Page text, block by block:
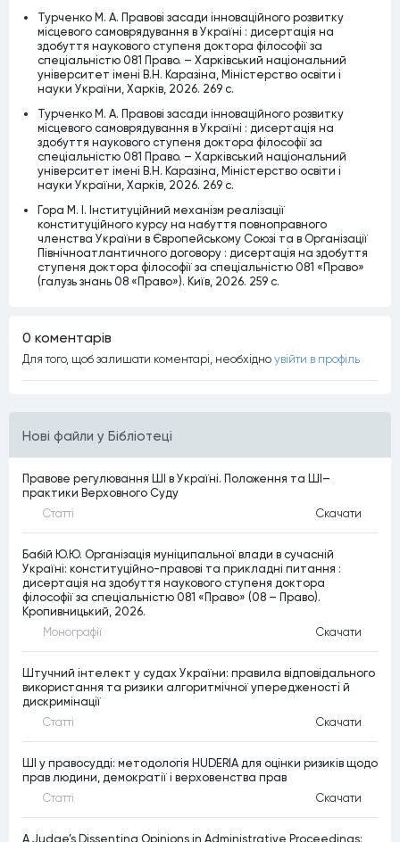
Нові файли у Бібліотеці
Правове регулювання ШІ в Україні. Положення та ШІ–
практики Верховного Суду
Статтi Скачати
Бабій Ю.Ю. Організація муніципальної влади в сучасній
Україні: конституційно-правові та прикладні питання :
дисертація на здобуття наукового ступеня доктора
філософії за спеціальністю 081 «Право» (08 – Право).
Кропивницький, 2026.
Монографiї Скачати
Штучний інтелект у судах України: правила відповідального
використання та ризики алгоритмічної упередженості й
дискримінації
Статтi Скачати
ШІ у правосудді: методологія HUDERIA для оцінки ризиків щодо
прав людини, демократії і верховенства прав
Статтi Скачати
A Judge’s Dissenting Opinions in Administrative Proceedings:
Турченко М. А. Правові засади інноваційного розвитку
місцевого самоврядування в Україні : дисертація на
здобуття наукового ступеня доктора філософії за
спеціальністю 081 Право. – Харківський національний
університет імені В.Н. Каразіна, Міністерство освіти і
науки України, Харків, 2026. 269 c.
Турченко М. А. Правові засади інноваційного розвитку
місцевого самоврядування в Україні : дисертація на
здобуття наукового ступеня доктора філософії за
спеціальністю 081 Право. – Харківський національний
університет імені В.Н. Каразіна, Міністерство освіти і
науки України, Харків, 2026. 269 c.
Гора М. І. Інституційний механізм реалізації
конституційного курсу на набуття повноправного
членства України в Європейському Союзі та в Організації
Північноатлантичного договору : дисертація на здобуття
ступеня доктора філософії за спеціальністю 081 «Право»
(галузь знань 08 «Право»). Київ, 2026. 259 с.
0 коментарiв
Для того, щоб залишати коментарi, необхiдно увiйти в профiль